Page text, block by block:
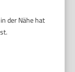
der Nähe hat